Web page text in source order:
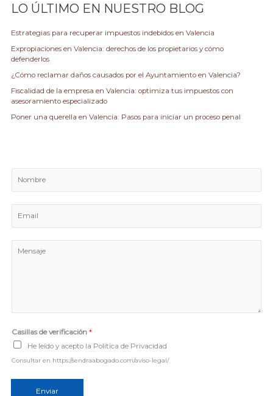
r
o
r
LO ÚLTIMO EN NUESTRO BLOG
Estrategias para recuperar impuestos indebidos en Valencia
Expropiaciones en Valencia: derechos de los propietarios y cómo
defenderlos
¿Cómo reclamar daños causados por el Ayuntamiento en Valencia?
Fiscalidad de la empresa en Valencia: optimiza tus impuestos con
asesoramiento especializado
Poner una querella en Valencia: Pasos para iniciar un proceso penal
m
r
j
e
*
Casillas de verificación*
He leído y acepto la Política de Privacidad
Consultar en https://sendraabogado.com/aviso-legal/
Enviar